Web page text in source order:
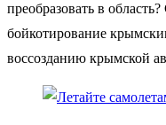
преобразовать в
бойкотирование
воссозданию крымской